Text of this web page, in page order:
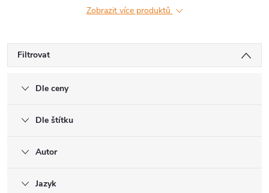
Zobrazit více produktů
Filtrovat
Dle ceny
Dle štítku
Autor
Jazyk